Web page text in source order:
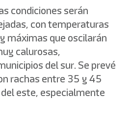
condiciones serán
con temperaturas
máximas que oscilarán
calurosas,
del sur. Se prevé
rachas entre 35 y 45
este, especialmente